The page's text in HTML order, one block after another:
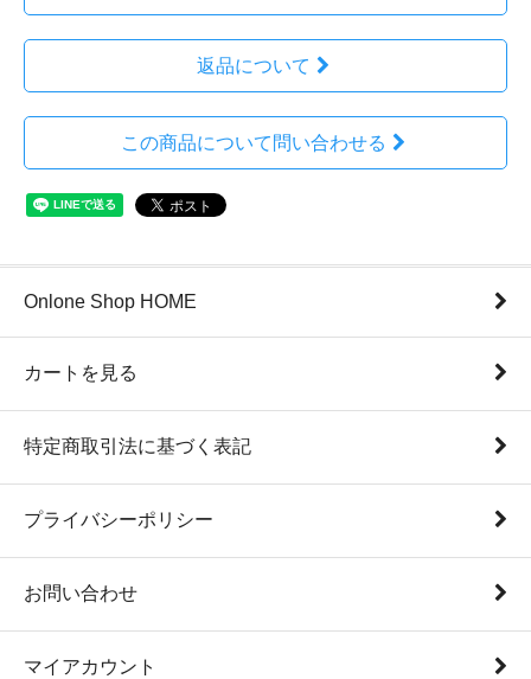
返品について
この商品について問い合わせる
Onlone Shop HOME
カートを見る
特定商取引法に基づく表記
プライバシーポリシー
お問い合わせ
マイアカウント